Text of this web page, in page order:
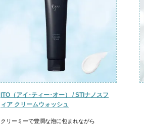
ITO（アイ･ティー･オー） / STIナノスフ
ィア クリームウォッシュ
クリーミーで豊潤な泡に包まれながら